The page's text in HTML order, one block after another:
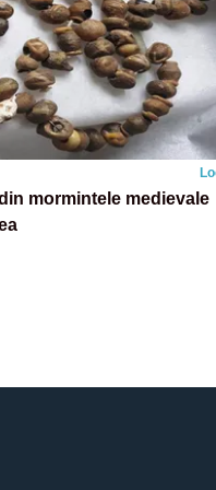
mormintele medievale